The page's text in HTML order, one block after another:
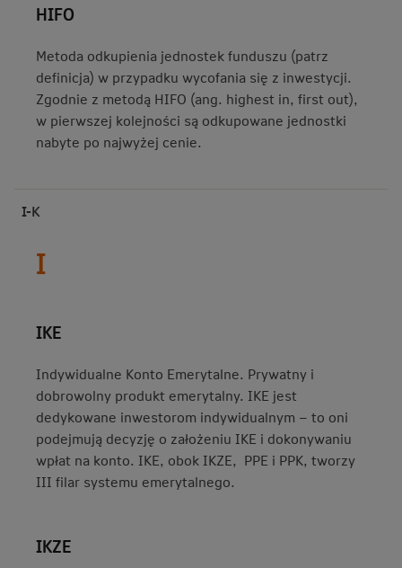
HIFO
Metoda odkupienia jednostek funduszu (patrz
definicja) w przypadku wycofania się z inwestycji.
Zgodnie z metodą HIFO (ang. highest in, first out),
w pierwszej kolejności są odkupowane jednostki
nabyte po najwyżej cenie.
I-K
I
IKE
Indywidualne Konto Emerytalne. Prywatny i
dobrowolny produkt emerytalny. IKE jest
dedykowane inwestorom indywidualnym – to oni
podejmują decyzję o założeniu IKE i dokonywaniu
wpłat na konto. IKE, obok IKZE, PPE i PPK, tworzy
III filar systemu emerytalnego.
IKZE